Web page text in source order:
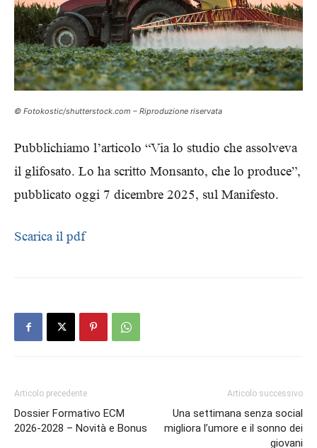
© Fotokostic/shutterstock.com – Riproduzione riservata
Pubblichiamo l’articolo “Via lo studio che assolveva
il glifosato. Lo ha scritto Monsanto, che lo produce”,
pubblicato oggi 7 dicembre 2025, sul Manifesto.
Scarica il pdf
Articolo precedente
Dossier Formativo ECM
2026‑2028 – Novità e Bonus
Articolo successivo
Una settimana senza social
migliora l’umore e il sonno dei
giovani